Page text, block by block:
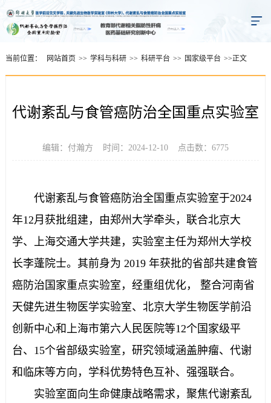
当前位置： 网站首页 >> 学科与科研 >> 科研平台 >> 国家级平台 >>正文
代谢紊乱与食管癌防治全国重点实验室
编辑：付瀚方 时间：2024-12-10 点击数： 6775
代谢紊乱与食管癌防治全国重点实验室于2024
年12月获批组建，由郑州大学牵头，联合北京大
学、上海交通大学共建，实验室主任为郑州大学校
长李蓬院士。其前身为 2019 年获批的省部共建食管
癌防治国家重点实验室，经重组优化， 整合河南省
天健先进生物医学实验室、北京大学生物医学前沿
创新中心和上海市第六人民医院等12个国家级平
台、15个省部级实验室，研究领域涵盖肿瘤、代谢
和临床等方向，学科优势特色互补、强强联合。
实验室面向生命健康战略需求，聚焦代谢紊乱